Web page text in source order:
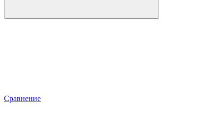
Сравнение